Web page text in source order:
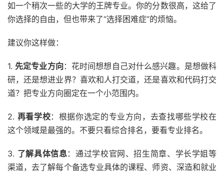
如一个稍次一些的大学的王牌专业。你的分数很高，这给了
你选择的自由，但也带来了“选择困难症”的烦恼。
建议你这样做：
1. 先定专业方向：花时间想想自己对什么感兴趣。是想做科
研，还是想进业界？喜欢和人打交道，还是喜欢和代码打交
道？把专业方向圈定在一个小范围内。
2. 再看学校：根据你选定的专业方向，去查找哪些学校在
这个领域是最强的。不要只看综合排名，要看专业排名。
3. 了解具体信息：通过学校官网、招生简章、学长学姐等
渠道，去了解每个备选专业具体的课程、师资、深造和就业